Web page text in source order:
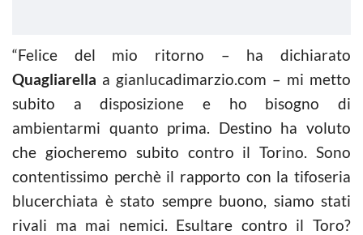
“Felice del mio ritorno – ha dichiarato
Quagliarella a gianlucadimarzio.com – mi metto
subito a disposizione e ho bisogno di
ambientarmi quanto prima. Destino ha voluto
che giocheremo subito contro il Torino. Sono
contentissimo perchè il rapporto con la tifoseria
blucerchiata è stato sempre buono, siamo stati
rivali ma mai nemici. Esultare contro il Toro?